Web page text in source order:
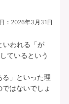
： 2026年3月31日
いわれる「が
ているという
る」といった理
はないでしょ